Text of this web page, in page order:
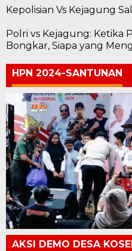
Kepolisian Vs Kejagung
Polri vs Kejagung: Ketika
Bongkar, Siapa yang
HPN 2024-SANTUNAN
AKSI DEMO DESA